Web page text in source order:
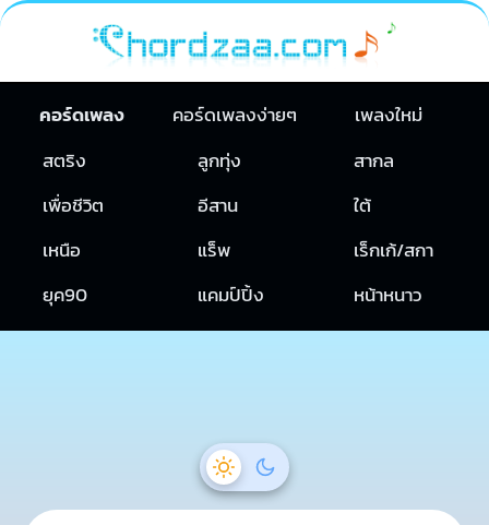
คอร์ดเพลง คอร์ดเพลงง่ายๆ
เพลงใหม่
สตริง
ลูกทุ่ง
สากล
เพื่อชีวิต
อีสาน
ใต้
เหนือ
แร็พ
เร็กเก้/สกา
ยุค90
แคมป์ปิ้ง หน้าหนาว